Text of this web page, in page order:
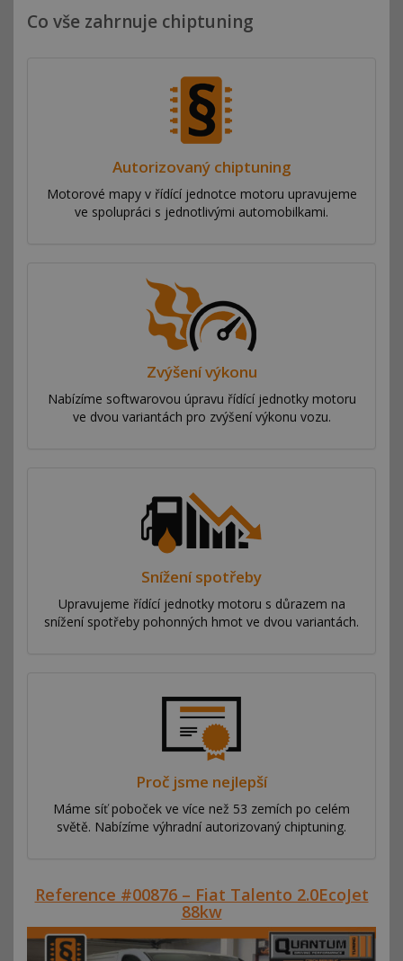
Co vše zahrnuje chiptuning
Autorizovaný chiptuning
Motorové mapy v řídící jednotce motoru upravujeme
ve spolupráci s jednotlivými automobilkami.
Zvýšení výkonu
Nabízíme softwarovou úpravu řídící jednotky motoru
ve dvou variantách pro zvýšení výkonu vozu.
Snížení spotřeby
Upravujeme řídící jednotky motoru s důrazem na
snížení spotřeby pohonných hmot ve dvou variantách.
Proč jsme nejlepší
Máme síť poboček ve více než 53 zemích po celém
světě. Nabízíme výhradní autorizovaný chiptuning.
Reference #00876 – Fiat Talento 2.0EcoJet
88kw